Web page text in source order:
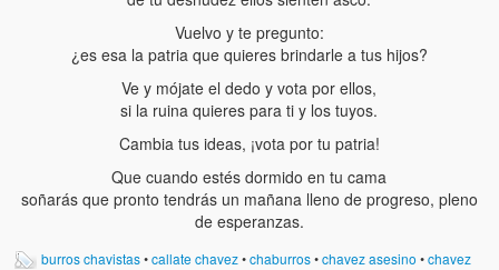
Vuelvo y te pregunto:
¿es esa la patria que quieres brindarle a tus hijos?
Ve y mójate el dedo y vota por ellos,
si la ruina quieres para ti y los tuyos.
Cambia tus ideas, ¡vota por tu patria!
Que cuando estés dormido en tu cama
soñarás que pronto tendrás un mañana lleno de progreso, pleno
de esperanzas.
burros chavistas•callate chavez•chaburros•chavez asesino •chavez